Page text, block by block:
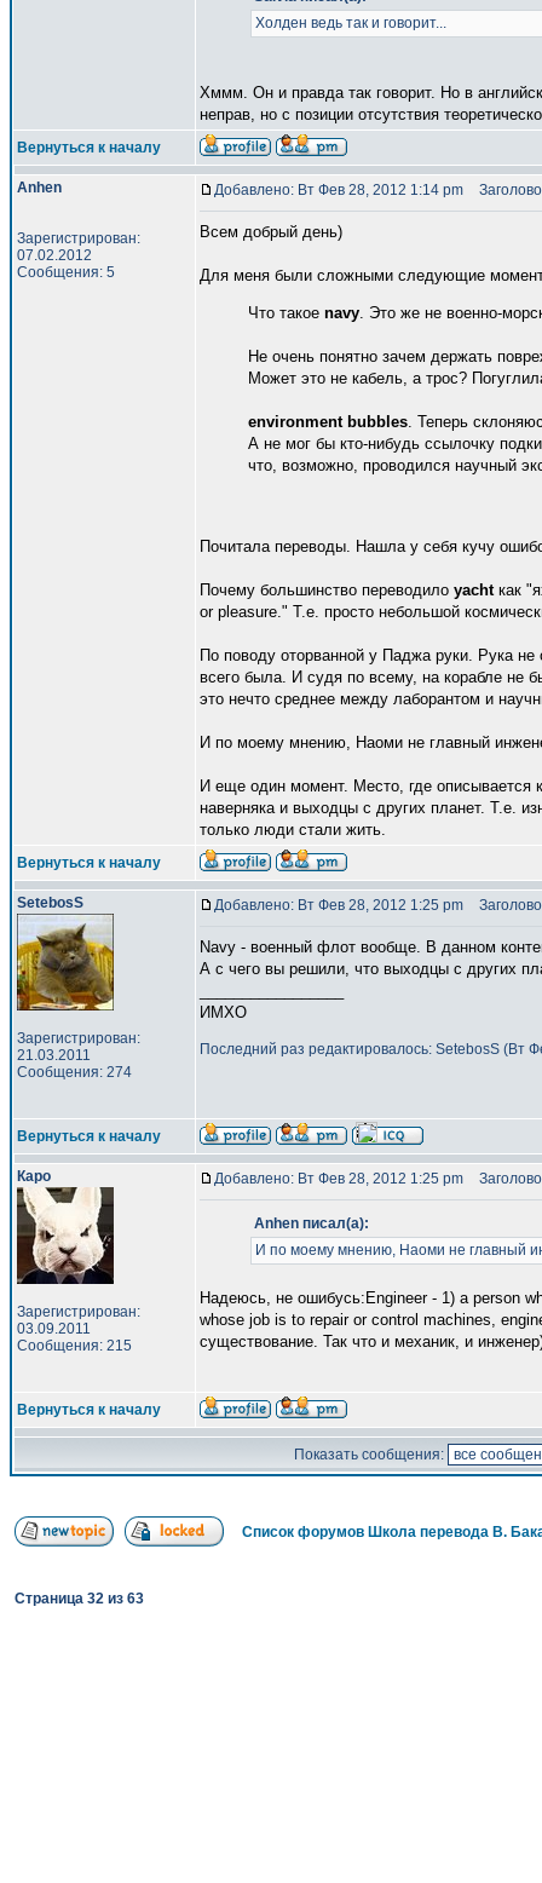
Холден ведь так и говорит...
Хммм. Он и правда так говорит. Но в
неправ, но с позиции отсутствия
Вернуться к началу
Anhen
Зарегистрирован:
07.02.2012
Сообщения: 5
Добавлено: Вт Фев 28, 2012 1:14 pm
Всем добрый день)
Для меня были сложными следующие
Что такое navy. Это же не военно-
Не очень понятно зачем держать
Может это не кабель, а трос?
environment bubbles. Теперь
А не мог бы кто-нибудь ссылочку
что, возможно, проводился научный
Почитала переводы. Нашла у себя кучу
Почему большинство переводило yachtкак
or pleasure." Т.е. просто небольшой
По поводу оторванной у Паджа руки. Рука
всего была. И судя по всему, на корабле не
это нечто среднее между лаборантом и
И по моему мнению, Наоми не главный
И еще один момент. Место, где описывается
наверняка и выходцы с других планет. Т.е.
только люди стали жить.
Вернуться к началу
SetebosS
Зарегистрирован:
21.03.2011
Сообщения: 274
Добавлено: Вт Фев 28, 2012 1:25 pm
Navy - военный флот вообще. В данном
А с чего вы решили, что выходцы с других
ИМХО
Последний раз редактировалось: SetebosS (Вт
Вернуться к началу
Каро
Зарегистрирован:
03.09.2011
Сообщения: 215
Добавлено: Вт Фев 28, 2012 1:25 pm
Anhen писал(а):
И по моему мнению, Наоми не главный
Надеюсь, не ошибусь:Engineer - 1) a person
whose job is to repair or control machines,
существование. Так что и механик, и
Вернуться к началу
Показать сообщения:
Список форумов Школа перевода В.
Страница 32 из 63